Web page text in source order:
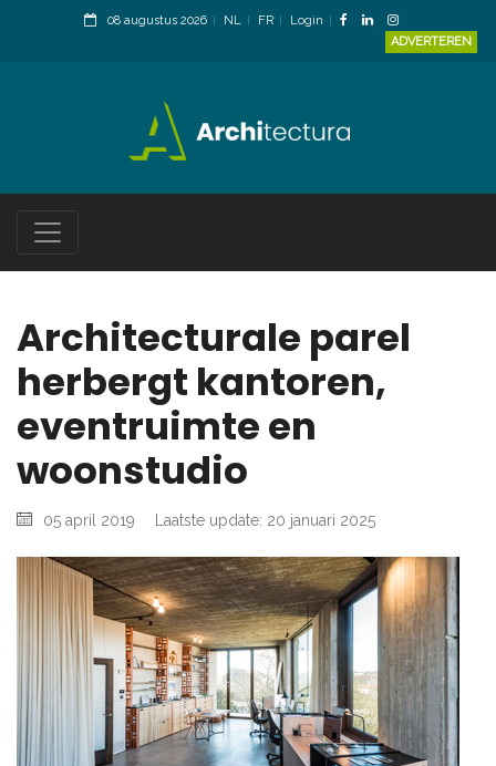
08 augustus 2026 NL FR
Login
ADVERTEREN
Architecturale parel
herbergt kantoren,
eventruimte en
woonstudio
05 april 2019 Laatste update: 20 januari 2025